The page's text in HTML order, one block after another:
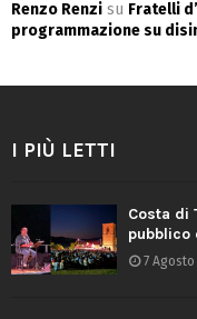
Renzo Renzi su Fratelli
programmazione su
I PIÙ LETTI
Costa di
pubblico
7 Agosto